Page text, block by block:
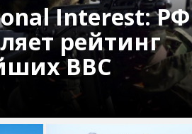
Interest: РФ
рейтинг
ВВС